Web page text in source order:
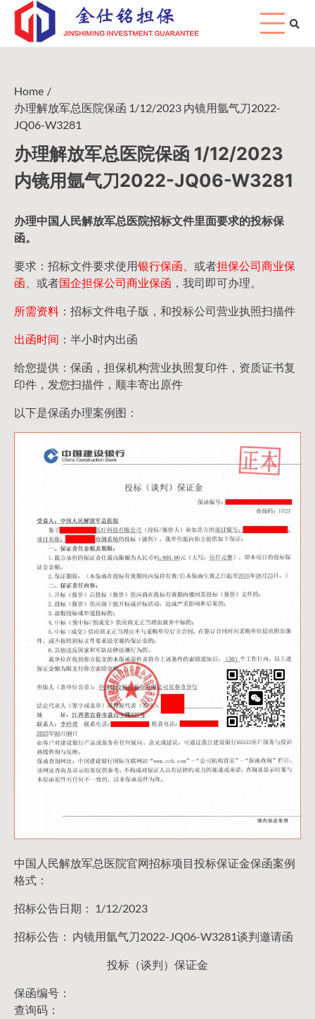
Skip
content
Home
办理解放军总医院保函 1/12/2023 内镜用氩气刀2022-
JQ06-W3281
办理解放军总医院保函 1/12/2023
内镜用氩气刀2022-JQ06-W3281
办理中国人民解放军总医院招标文件里面要求的投标保
函。
要求：招标文件要求使用银行保函、 或者担保公司商业保
函 、或者国企担保公司商业保函 ，我司即可办理。
所需资料 ：招标文件电子版，和投标公司营业执照扫描件
出函时间 ：半小时内出函
给您提供：保函，担保机构营业执照复印件，资质证书复
印件，发您扫描件，顺丰寄出原件
以下是保函办理案例图：
中国人民解放军总医院官网招标项目投标保证金保函案例
格式：
招标公告日期： 1/12/2023
招标公告： 内镜用氩气刀2022-JQ06-W3281谈判邀请函
投标（谈判）保证金
保函编号：
查询码：